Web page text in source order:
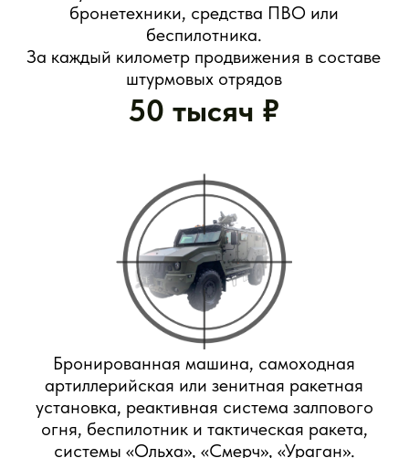
Стабильная зарплата и льготы
Денежное довольствие зависит от звания, должности,
выслуги лет и места службы.
Служба по контракту
от Свердловской области
это: